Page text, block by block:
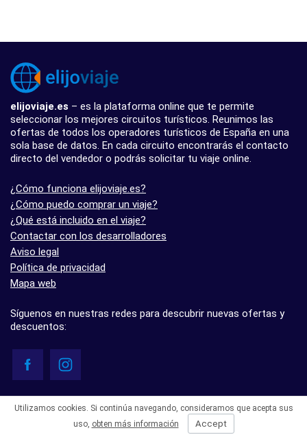
elijoviaje.es – es la plataforma online que te permite
seleccionar los mejores circuitos turísticos. Reunimos las
ofertas de todos los operadores turísticos de España en una
sola base de datos. En cada circuito encontrarás el contacto
directo del vendedor o podrás solicitar tu viaje online.
¿Cómo funciona elijoviaje.es?
¿Cómo puedo comprar un viaje?
¿Qué está incluido en el viaje?
Contactar con los desarrolladores
Aviso legal
Política de privacidad
Mapa web
Síguenos en nuestras redes para descubrir nuevas ofertas y
descuentos:
- 5.0 basado en 7 opiniones
Utilizamos cookies. Si continúa navegando, consideramos que acepta sus
uso, obten más información Accept